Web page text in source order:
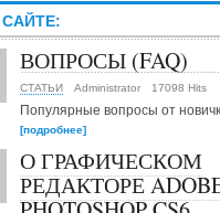
ВОПРОСЫ (FAQ)
СТАТЬИ Administrator 17098 Hits
Популярные вопросы от
[подробнее]
О ГРАФИЧЕСКОМ
РЕДАКТОРЕ